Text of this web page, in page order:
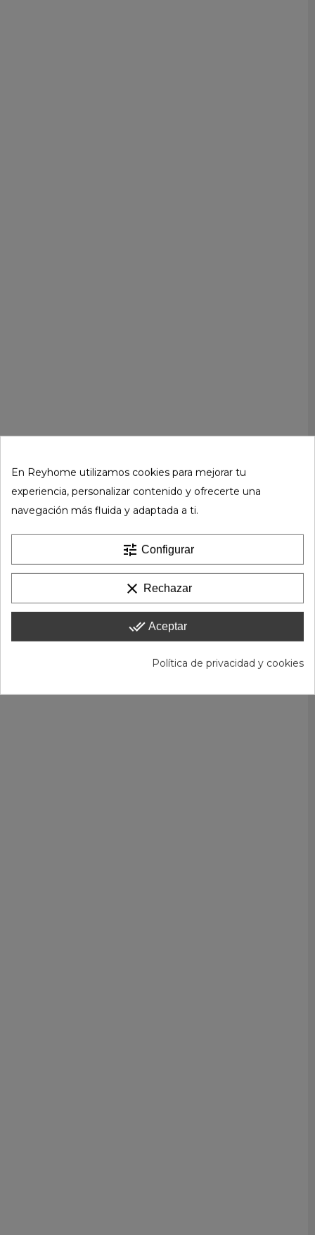
En Reyhome utilizamos cookies para mejorar tu
experiencia, personalizar contenido y ofrecerte una
navegación más fluida y adaptada a ti.
tune Configurar
clear Rechazar
done_all Aceptar
Política de privacidad y cookies